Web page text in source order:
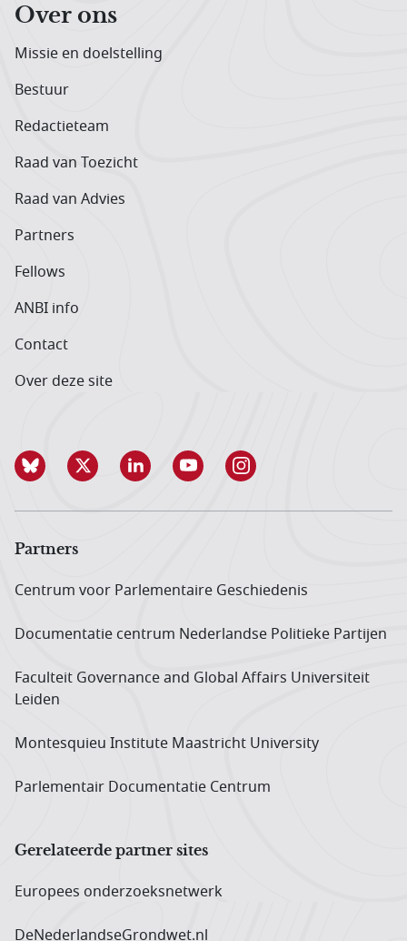
Over ons
Missie en doelstelling
Bestuur
Redactieteam
Raad van Toezicht
Raad van Advies
Partners
Fellows
ANBI info
Contact
Over deze site
Partners
Centrum voor Parlementaire Geschiedenis
Documentatie centrum Neder­landse Politieke Partijen
Faculteit Governance and Global Affairs Universiteit
Leiden
Montesquieu Institute Maastricht University
Parlementair Documentatie Centrum
Gerelateerde partner sites
Europees onderzoeks­netwerk
DeNederlandseGrondwet.nl